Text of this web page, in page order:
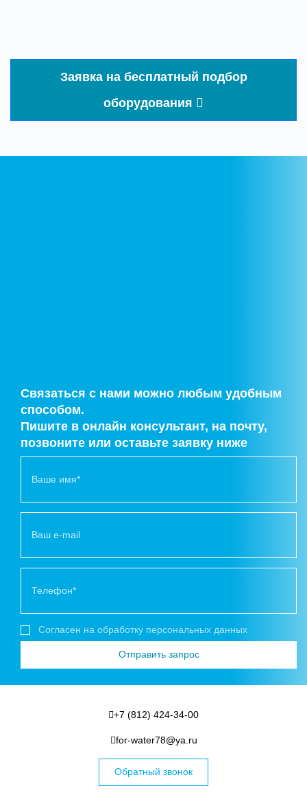
Заявка на бесплатный подбор
оборудования
Связаться с нами можно любым удобным
способом.
Пишите в онлайн консультант, на почту,
позвоните или оставьте заявку ниже
Согласен на обработку персональных данных
+7 (812) 424-34-00
for-water78@ya.ru
Обратный звонок